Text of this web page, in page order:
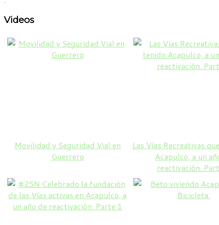
Videos
Movilidad y Seguridad Vial en
Guerrero
Las Vías Recreativas
Acapulco, a un
reactivación.